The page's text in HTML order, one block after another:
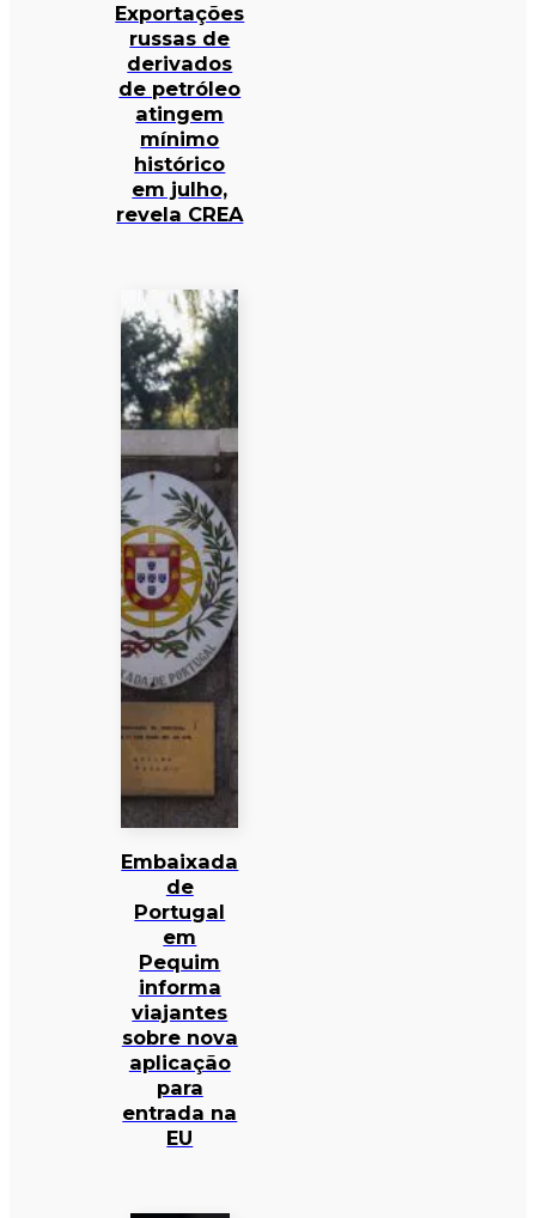
Exportações
russas de
derivados
de petróleo
atingem
mínimo
histórico
em julho,
revela CREA
Embaixada
de
Portugal
em
Pequim
informa
viajantes
sobre nova
aplicação
para
entrada na
EU